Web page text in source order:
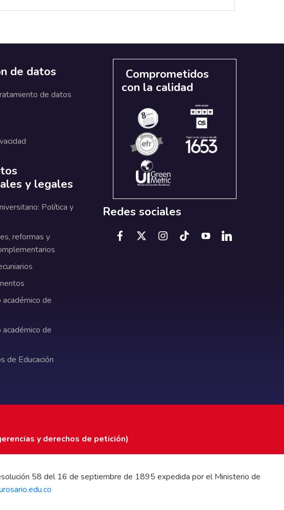
de datos
de datos
y legales
Política y
reformas y
de
de
de Educación
Comprometidos
con la calidad
Redes sociales
y derechos de petición)
58 del 16 de septiembre de 1895 expedida por el Ministerio de